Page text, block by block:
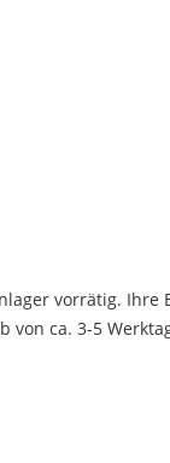
vorrätig. Ihre
ca. 3-5